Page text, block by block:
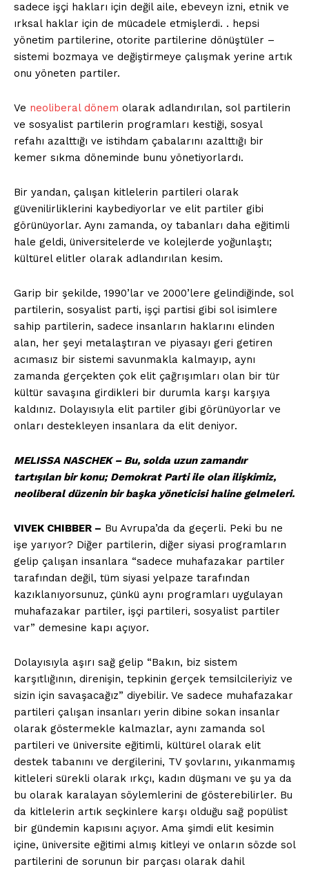
Kurumsal
İletişim
Gizlilik Politikası
Hesabım
Planlar
İLGİLİ YAZI : Sömürgeci Yağma Kapitalizmi Yaratmadı
sadece işçi hakları için değil aile, ebeveyn izni, etnik ve
ırksal haklar için de mücadele etmişlerdi. . hepsi
yönetim partilerine, otorite partilerine dönüştüler –
sistemi bozmaya ve değiştirmeye çalışmak yerine artık
onu yöneten partiler.
Ve neoliberal dönem olarak adlandırılan, sol partilerin
ve sosyalist partilerin programları kestiği, sosyal
refahı azalttığı ve istihdam çabalarını azalttığı bir
kemer sıkma döneminde bunu yönetiyorlardı.
Bir yandan, çalışan kitlelerin partileri olarak
güvenilirliklerini kaybediyorlar ve elit partiler gibi
görünüyorlar. Aynı zamanda, oy tabanları daha eğitimli
hale geldi, üniversitelerde ve kolejlerde yoğunlaştı;
kültürel elitler olarak adlandırılan kesim.
Garip bir şekilde, 1990’lar ve 2000’lere gelindiğinde, sol
partilerin, sosyalist parti, işçi partisi gibi sol isimlere
sahip partilerin, sadece insanların haklarını elinden
alan, her şeyi metalaştıran ve piyasayı geri getiren
acımasız bir sistemi savunmakla kalmayıp, aynı
zamanda gerçekten çok elit çağrışımları olan bir tür
kültür savaşına girdikleri bir durumla karşı karşıya
kaldınız. Dolayısıyla elit partiler gibi görünüyorlar ve
onları destekleyen insanlara da elit deniyor.
MELISSA NASCHEK – Bu, solda uzun zamandır
tartışılan bir konu; Demokrat Parti ile olan ilişkimiz,
neoliberal düzenin bir başka yöneticisi haline gelmeleri.
VIVEK CHIBBER – Bu Avrupa’da da geçerli. Peki bu ne
işe yarıyor? Diğer partilerin, diğer siyasi programların
gelip çalışan insanlara “sadece muhafazakar partiler
tarafından değil, tüm siyasi yelpaze tarafından
kazıklanıyorsunuz, çünkü aynı programları uygulayan
muhafazakar partiler, işçi partileri, sosyalist partiler
var” demesine kapı açıyor.
Dolayısıyla aşırı sağ gelip “Bakın, biz sistem
karşıtlığının, direnişin, tepkinin gerçek temsilcileriyiz ve
sizin için savaşacağız” diyebilir. Ve sadece muhafazakar
partileri çalışan insanları yerin dibine sokan insanlar
olarak göstermekle kalmazlar, aynı zamanda sol
partileri ve üniversite eğitimli, kültürel olarak elit
destek tabanını ve dergilerini, TV şovlarını, yıkanmamış
kitleleri sürekli olarak ırkçı, kadın düşmanı ve şu ya da
bu olarak karalayan söylemlerini de gösterebilirler. Bu
da kitlelerin artık seçkinlere karşı olduğu sağ popülist
bir gündemin kapısını açıyor. Ama şimdi elit kesimin
içine, üniversite eğitimi almış kitleyi ve onların sözde sol
partilerini de sorunun bir parçası olarak dahil